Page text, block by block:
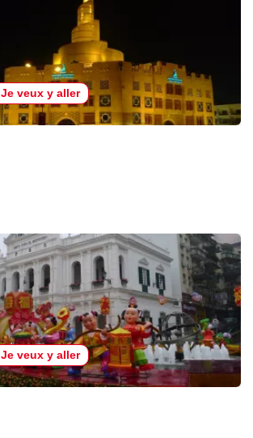
Je veux y aller
Je veux y aller